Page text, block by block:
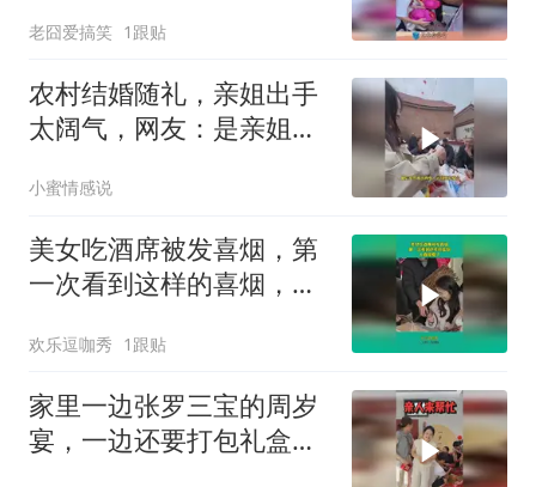
老囧爱搞笑 1跟贴
农村结婚随礼，亲姐出手
太阔气，网友：是亲姐无
小蜜情感说
美女吃酒席被发喜烟，第
一次看到这样的喜烟，人
欢乐逗咖秀 1跟贴
家里一边张罗三宝的周岁
宴，一边还要打包礼盒。